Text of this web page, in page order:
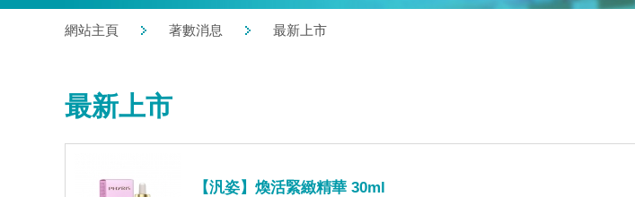
網站主頁 著數消息 最新上市
最新上市
【汎姿】煥活緊緻精華 30ml